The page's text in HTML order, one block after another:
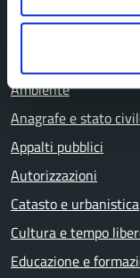
CATEGORIE DI SERVIZIO
Ambiente
Anagrafe e stato
Appalti pubblici
Autorizzazioni
Catasto e urbanistica
Cultura e tempo
Educazione e